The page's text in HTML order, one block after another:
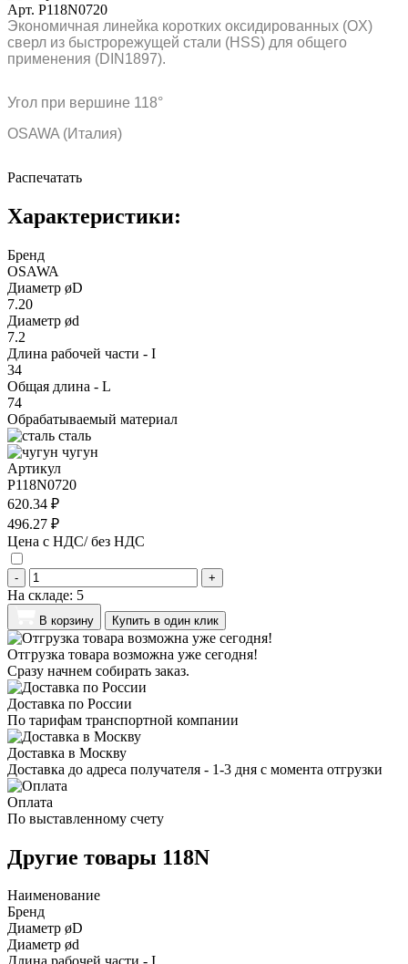
Арт. P118N0720
Экономичная линейка коротких оксидированных (OX)
сверл из быстрорежущей стали (HSS) для общего
применения (DIN1897).
Угол при вершине 118°
OSAWA (Италия)
Распечатать
Характеристики:
Бренд
OSAWA
Диаметр øD
7.20
Диаметр ød
7.2
Длина рабочей части - I
34
Общая длина - L
74
Обрабатываемый материал
сталь
чугун
Артикул
P118N0720
620.34 ₽
496.27 ₽
Цена с НДС/ без НДС
- +
На складе: 5
В корзину Купить в один клик
Отгрузка товара возможна уже сегодня!
Сразу начнем собирать заказ.
Доставка по России
По тарифам транспортной компании
Доставка в Москву
Доставка до адреса получателя - 1-3 дня с момента отгрузки
Оплата
По выставленному счету
Другие товары 118N
Наименование
Бренд
Диаметр øD
Диаметр ød